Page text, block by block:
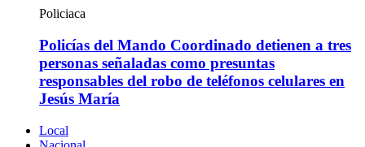
Policiaca
Policías del Mando Coordinado detienen a tres
personas señaladas como presuntas
responsables del robo de teléfonos celulares en
Jesús María
Local